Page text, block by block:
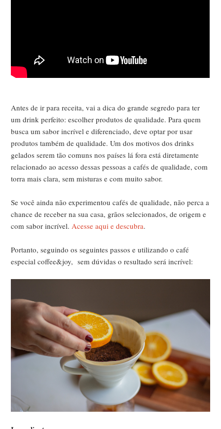
Antes de ir para receita, vai a dica do grande segredo para ter
umdrink perfeito: escolher produtos de qualidade. Para quem
busca um sabor incrível e diferenciado, deve optar por usar
produtos também de qualidade. Um dos motivos dos drinks
gelados serem tão comuns nos países lá fora está diretamente
relacionado ao acesso dessas pessoas a cafés de qualidade, com
torra mais clara, sem misturas e com muito sabor.
Se você ainda não experimentou cafés de qualidade, não perca a
chance de receber na sua casa, grãos selecionados, de origem e
com sabor incrível. Acesse aqui e descubra.
Portanto,seguindo os seguintes passos e utilizando o café
especial coffee&joy, sem dúvidas o resultado será incrível: